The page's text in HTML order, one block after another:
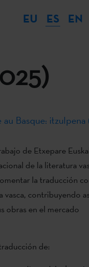
EU ES EN
Basque: itzulpena
de Etxepare
de la literatura
la traducción
contribuyendo
obras en el mercado
de: